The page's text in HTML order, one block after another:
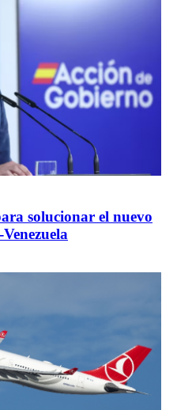
solucionar el nuevo